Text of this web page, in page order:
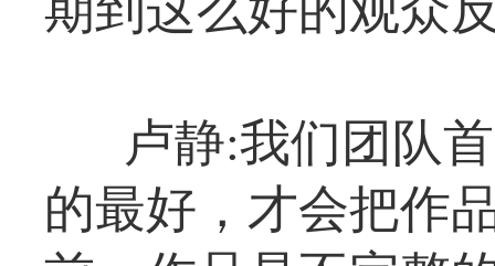
卢静:我们团队
的最好，才会把作